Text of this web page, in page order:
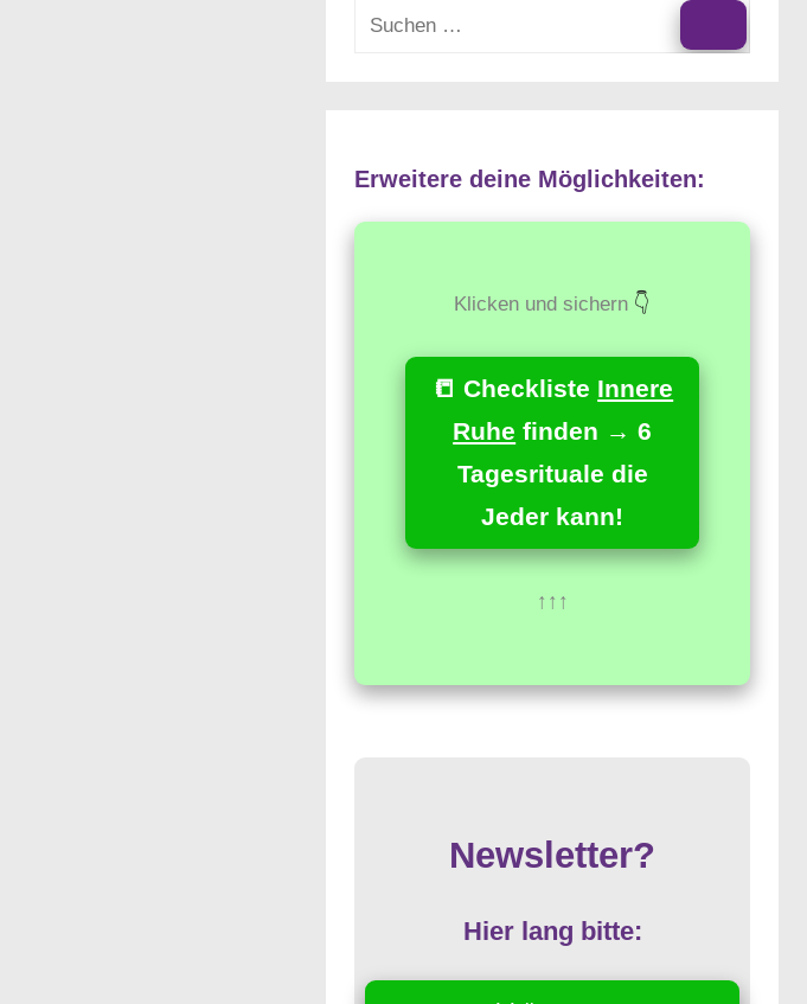
Suchen
Erweitere deine Möglichkeiten:
Klicken und sichern 👇
📒 Checkliste Innere
Ruhe finden → 6
Tagesrituale die
Jeder kann!
↑↑↑
Newsletter?
Hier lang bitte: